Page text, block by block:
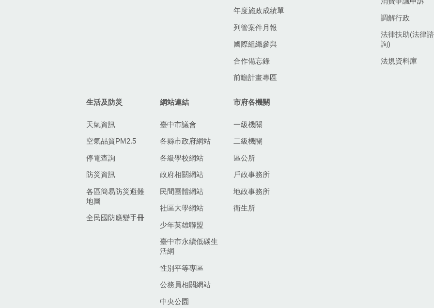
年度施政成績單
列管案件月報
國際組織參與
合作備忘錄
前瞻計畫專區
調解行政
法律扶助(法律諮
詢)
法規資料庫
生活及防災
天氣資訊
空氣品質PM2.5
停電查詢
防災資訊
各區簡易防災避難
地圖
全民國防應變手冊
網站連結
臺中市議會
各縣市政府網站
各級學校網站
政府相關網站
民間團體網站
社區大學網站
少年英雄聯盟
臺中市永續低碳生
活網
性別平等專區
公務員相關網站
中央公園
市府各機關
一級機關
二級機關
區公所
戶政事務所
地政事務所
衛生所